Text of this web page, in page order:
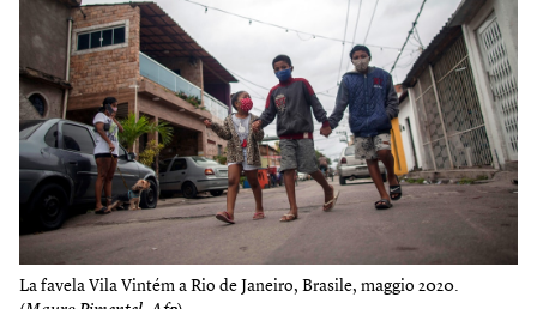
La favela Vila Vintém a Rio de Janeiro, Brasile, maggio 2020.